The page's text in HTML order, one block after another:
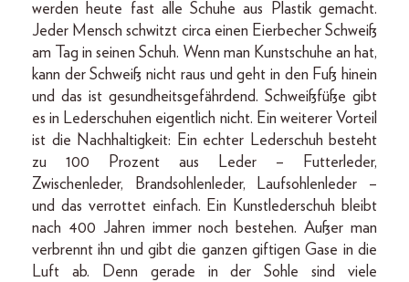
werden heute fast alle Schuhe aus Plastik gemacht.
Jeder Mensch schwitzt circa einen Eierbecher Schweiß
am Tag in seinen Schuh. Wenn man Kunstschuhe an hat,
kann der Schweiß nicht raus und geht in den Fuß hinein
und das ist gesundheitsgefährdend. Schweißfüße gibt
es in Lederschuhen eigentlich nicht. Ein weiterer Vorteil
ist die Nachhaltigkeit: Ein echter Lederschuh besteht
zu 100 Prozent aus Leder – Futterleder,
Zwischenleder, Brandsohlenleder, Laufsohlenleder –
und das verrottet einfach. Ein Kunstlederschuh bleibt
nach 400 Jahren immer noch bestehen. Außer man
verbrennt ihn und gibt die ganzen giftigen Gase in die
Luft ab. Denn gerade in der Sohle sind viele